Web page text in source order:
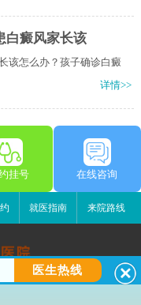
白癜风家长该
该怎么办？孩子确诊白癜
详情>>
挂号 在线咨询
就医指南 来院路线
医生热线